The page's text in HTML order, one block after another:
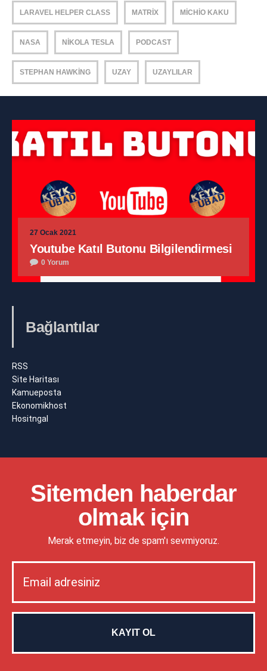
LARAVEL HELPER CLASS MATRIX MICHIO KAKU
NASA NIKOLA TESLA PODCAST
STEPHAN HAWKING UZAY UZAYLILAR
27 Ocak 2021
Youtube Katıl Butonu Bilgilendirmesi
0 Yorum
Bağlantılar
RSS
Site Haritası
Kamueposta
Ekonomikhost
Hositngal
Sitemden haberdar
olmak için
Merak etmeyin, biz de spam'ı sevmiyoruz.